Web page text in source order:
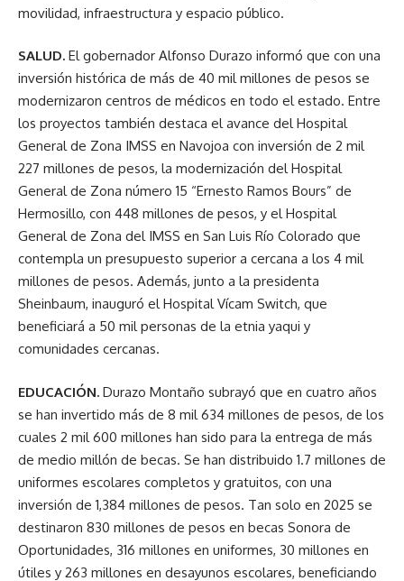
movilidad, infraestructura y espacio público.
SALUD. El gobernador Alfonso Durazo informó que con una
inversión histórica de más de 40 mil millones de pesos se
modernizaron centros de médicos en todo el estado. Entre
los proyectos también destaca el avance del Hospital
General de Zona IMSS en Navojoa con inversión de 2 mil
227 millones de pesos, la modernización del Hospital
General de Zona número 15 “Ernesto Ramos Bours” de
Hermosillo, con 448 millones de pesos, y el Hospital
General de Zona del IMSS en San Luis Río Colorado que
contempla un presupuesto superior a cercana a los 4 mil
millones de pesos. Además, junto a la presidenta
Sheinbaum, inauguró el Hospital Vícam Switch, que
beneficiará a 50 mil personas de la etnia yaqui y
comunidades cercanas.
EDUCACIÓN. Durazo Montaño subrayó que en cuatro años
se han invertido más de 8 mil 634 millones de pesos, de los
cuales 2 mil 600 millones han sido para la entrega de más
de medio millón de becas. Se han distribuido 1.7 millones de
uniformes escolares completos y gratuitos, con una
inversión de 1,384 millones de pesos. Tan solo en 2025 se
destinaron 830 millones de pesos en becas Sonora de
Oportunidades, 316 millones en uniformes, 30 millones en
útiles y 263 millones en desayunos escolares, beneficiando